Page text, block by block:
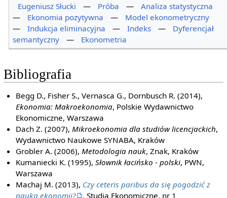
Eugeniusz Słucki
— Próba —
Analiza statystyczna
—
Ekonomia pozytywna —
Model ekonometryczny
—
Indukcja eliminacyjna — Indeks —
Dyferencjał
semantyczny
— Ekonometria
Bibliografia
Begg D., Fisher S., Vernasca G., Dornbusch R. (2014),
Ekonomia: Makroekonomia, Polskie Wydawnictwo
Ekonomiczne, Warszawa
Dach Z. (2007), Mikroekonomia dla studiów licencjackich,
Wydawnictwo Naukowe SYNABA, Kraków
Grobler A. (2006), Metodologia nauk, Znak, Kraków
Kumaniecki K. (1995),Słownik łacińsko - polski, PWN,
Warszawa
Machaj M. (2013), Czy ceteris paribus da się pogodzić z
nauką ekonomii?
, Studia Ekonomiczne, nr 1